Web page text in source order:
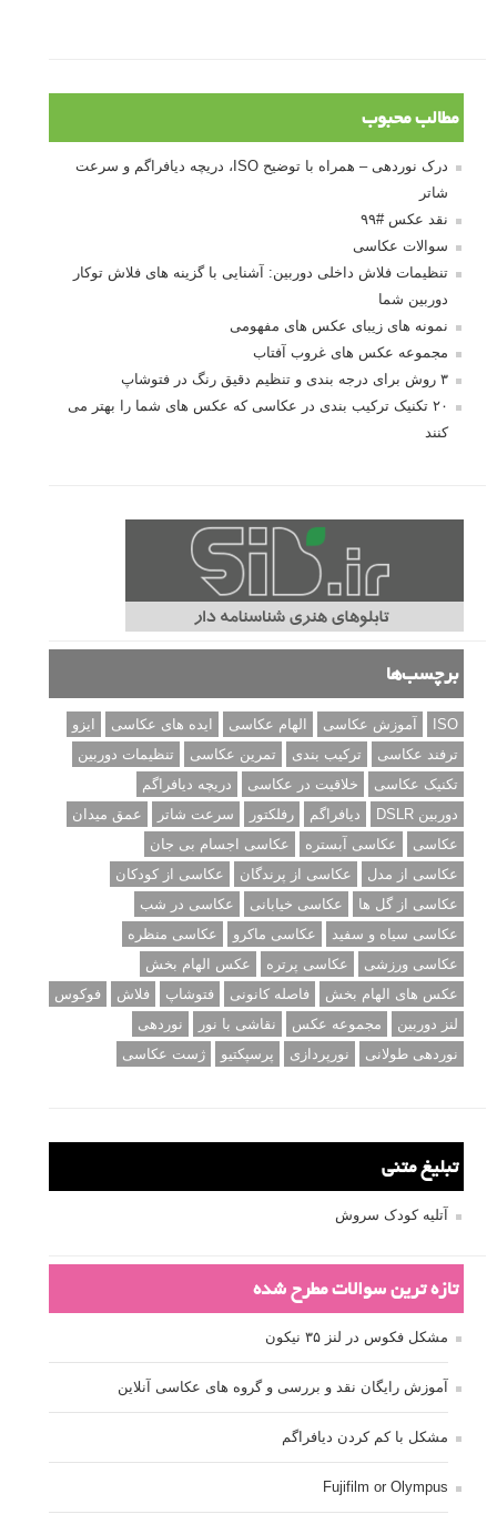
مطالب محبوب
درک نوردهی – همراه با توضیح ISO، دریچه دیافراگم و سرعت
شاتر
نقد عکس #۹۹
سوالات عکاسی
تنظیمات فلاش داخلی دوربین: آشنایی با گزینه های فلاش توکار
دوربین شما
نمونه های زیبای عکس های مفهومی
مجموعه عکس های غروب آفتاب
۳ روش برای درجه بندی و تنظیم دقیق رنگ در فتوشاپ
۲۰ تکنیک ترکیب بندی در عکاسی که عکس های شما را بهتر می
کنند
برچسب‌ها
ISO آموزش عکاسی الهام عکاسی ایده های عکاسی
ایزو
ترفند عکاسی
ترکیب بندی تمرین عکاسی
تنظیمات دوربین
تکنیک عکاسی
خلاقیت در عکاسی
دریچه دیافراگم
دوربین DSLR
دیافراگم رفلکتور سرعت شاتر
عمق میدان
عکاسی
عکاسی آبستره
عکاسی اجسام بی جان
عکاسی از مدل
عکاسی از پرندگان
عکاسی از کودکان
عکاسی از گل ها
عکاسی خیابانی
عکاسی در شب
عکاسی سیاه و سفید
عکاسی ماکرو
عکاسی منظره
عکاسی ورزشی
عکاسی پرتره
عکس الهام بخش
عکس های الهام بخش
فاصله کانونی فتوشاپ فلاش
فوکوس
لنز دوربین
مجموعه عکس نقاشی با نور
نوردهی
نوردهی طولانی
نورپردازی پرسپکتیو ژست عکاسی
تبلیغ متنی
آتلیه کودک سروش
تازه ترین سوالات مطرح شده
مشکل فکوس در لنز ۳۵ نیکون
آموزش رایگان نقد و بررسی و گروه های عکاسی آنلاین
مشکل با کم کردن دیافراگم
Fujifilm or Olympus